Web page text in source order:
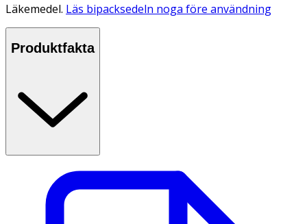
Läkemedel. Läs bipacksedeln noga före användning
Produktfakta